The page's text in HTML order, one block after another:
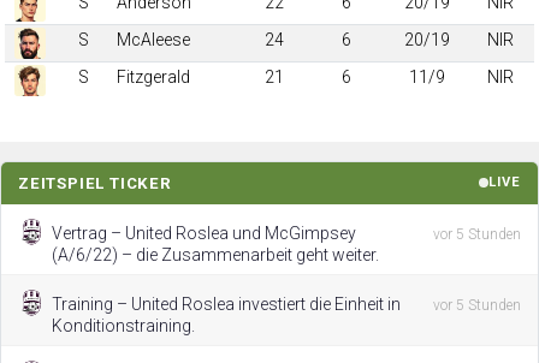
S
McAleese 24 6 20/19
NIR
S
Fitzgerald 21 6 11/9 NIR
ZEITSPIEL TICKER LIVE
Vertrag – United Roslea und McGimpsey
(A/6/22) – die Zusammenarbeit geht weiter.
vor 5 Stunden
Training – United Roslea investiert die Einheit in
Konditionstraining.
vor 5 Stunden